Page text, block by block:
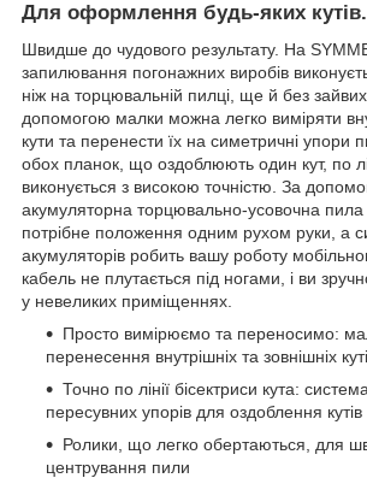
Для оформлення будь-яких кутів.
Швидше до чудового результату. На
запилювання погонажних виробів
ніж на торцювальній пилці, ще й без зайвих
допомогою малки можна легко виміряти
кути та перенести їх на симетричні упори
обох планок, що оздоблюють один кут, по
виконується з високою точністю. За
акумуляторна торцювально-усовочна пила
потрібне положення одним рухом руки, а
акумуляторів робить вашу роботу
кабель не плутається під ногами, і ви
у невеликих приміщеннях.
Просто вимірюємо та переносимо:
перенесення внутрішніх та зовнішніх
Точно по лінії бісектриси кута:
пересувних упорів для оздоблення кутів
Ролики, що легко обертаються, для
центрування пили